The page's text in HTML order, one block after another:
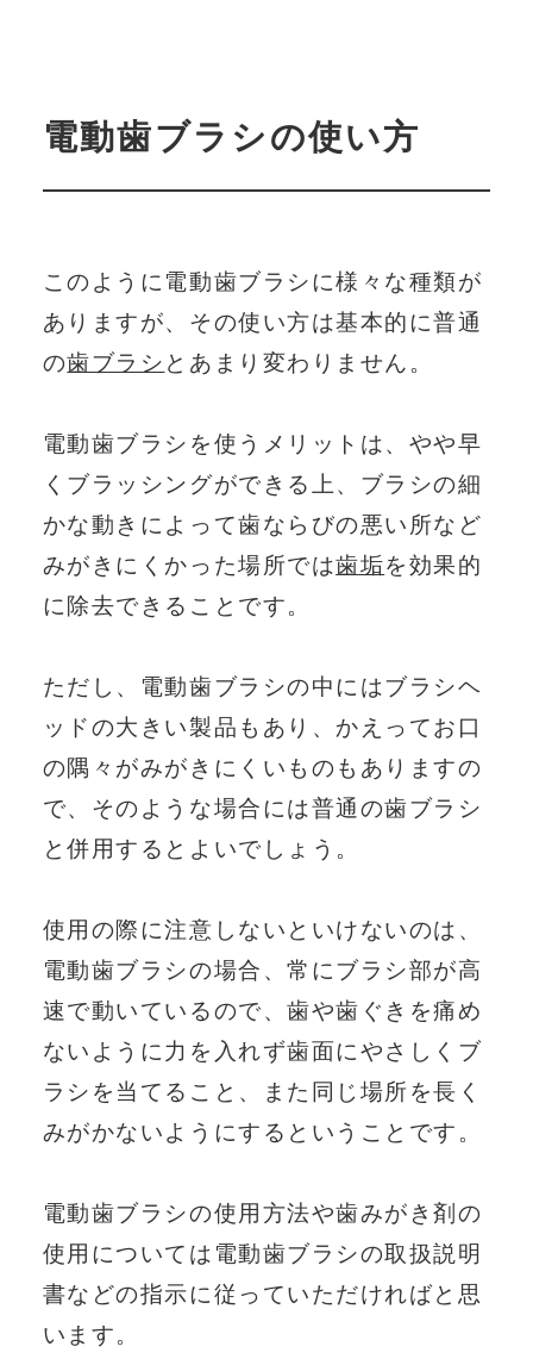
電動歯ブラシの使い方
このように電動歯ブラシに様々な種類が
ありますが、その使い方は基本的に普通
の歯ブラシ とあまり変わりません。
電動歯ブラシを使うメリットは、やや早
くブラッシングができる上、ブラシの細
かな動きによって歯ならびの悪い所など
みがきにくかった場所では歯垢を効果的
に除去できることです。
ただし、電動歯ブラシの中にはブラシヘ
ッドの大きい製品もあり、かえってお口
の隅々がみがきにくいものもありますの
で、そのような場合には普通の歯ブラシ
と併用するとよいでしょう。
使用の際に注意しないといけないのは、
電動歯ブラシの場合、常にブラシ部が高
速で動いているので、歯や歯ぐきを痛め
ないように力を入れず歯面にやさしくブ
ラシを当てること、また同じ場所を長く
みがかないようにするということです。
電動歯ブラシの使用方法や歯みがき剤の
使用については電動歯ブラシの取扱説明
書などの指示に従っていただければと思
います。